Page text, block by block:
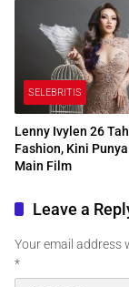
SELEBRITIS
Lenny Ivylen 26
Fashion, Kini
Main Film
Leave a
Your email address
*